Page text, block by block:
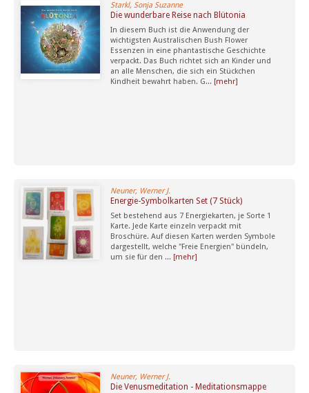
Starkl, Sonja Suzanne
Die wunderbare Reise nach Blütonia
In diesem Buch ist die Anwendung der
wichtigsten Australischen Bush Flower
Essenzen in eine phantastische Geschichte
verpackt. Das Buch richtet sich an Kinder und
an alle Menschen, die sich ein Stückchen
Kindheit bewahrt haben. G... [mehr]
Neuner, Werner J.
Energie-Symbolkarten Set (7 Stück)
Set bestehend aus 7 Energiekarten, je Sorte 1
Karte. Jede Karte einzeln verpackt mit
Broschüre. Auf diesen Karten werden Symbole
dargestellt, welche "Freie Energien" bündeln,
um sie für den ... [mehr]
Neuner, Werner J.
Die Venusmeditation - Meditationsmappe